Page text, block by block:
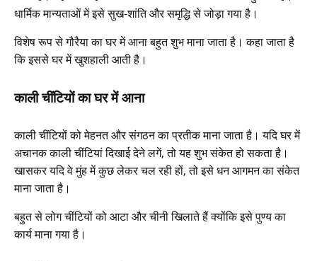
धार्मिक मान्यताओं में इसे सुख-शांति और समृद्धि से जोड़ा गया है।
विशेष रूप से गौरैया का घर में आना बहुत शुभ माना जाता है। कहा जाता है
कि इससे घर में खुशहाली आती है।
काली चींटियों का घर में आना
काली चींटियों को मेहनत और संगठन का प्रतीक माना जाता है। यदि घर में
अचानक काली चींटियां दिखाई देने लगें, तो यह शुभ संकेत हो सकता है।
खासकर यदि वे मुंह में कुछ लेकर चल रही हों, तो इसे धन आगमन का संकेत
माना जाता है।
बहुत से लोग चींटियों को आटा और चीनी खिलाते हैं क्योंकि इसे पुण्य का
कार्य माना गया है।